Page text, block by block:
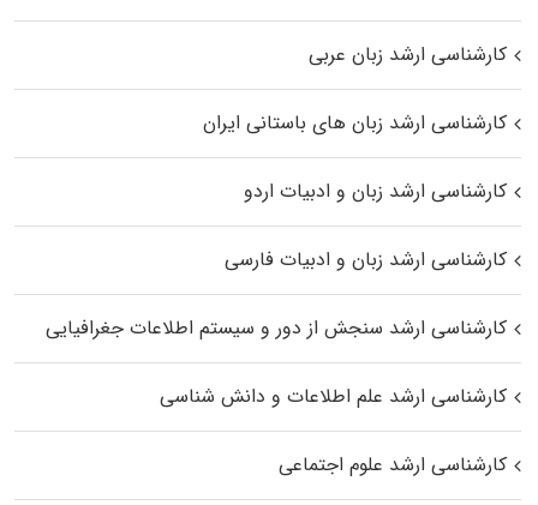
کارشناسی ارشد زبان عربی
کارشناسی ارشد زبان‌ های باستانی ایران
کارشناسی ارشد زبان و ادبیات اردو
کارشناسی ارشد زبان و ادبیات فارسی
کارشناسی ارشد سنجش از دور و سیستم اطلاعات جغرافیایی
کارشناسی ارشد علم اطلاعات و دانش شناسی
کارشناسی ارشد علوم اجتماعی